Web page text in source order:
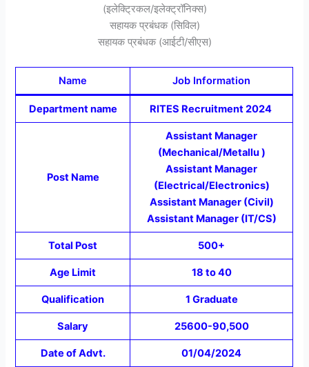
(इलेक्ट्रिकल/इलेक्ट्रॉनिक्स)
सहायक प्रबंधक (सिविल)
सहायक प्रबंधक (आईटी/सीएस)
Name Job Information
Department name RITES Recruitment 2024
Post Name
Assistant Manager
(Mechanical/Metallu )
Assistant Manager
(Electrical/Electronics)
Assistant Manager (Civil)
Assistant Manager (IT/CS)
Total Post 500+
Age Limit 18 to 40
Qualification 1 Graduate
Salary 25600-90,500
Date of Advt. 01/04/2024